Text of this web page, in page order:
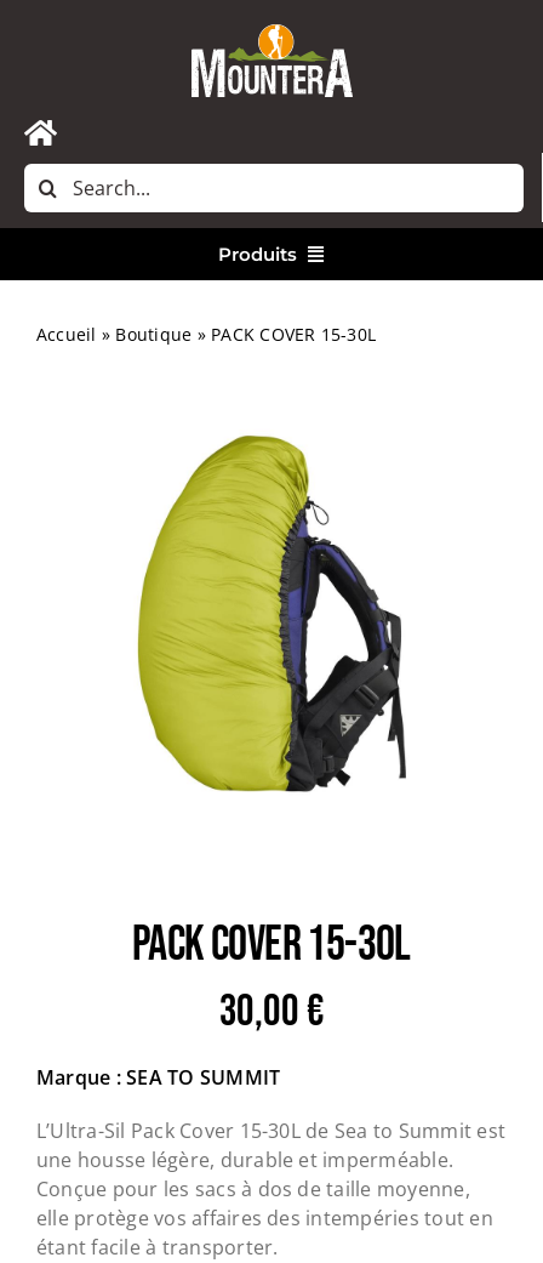
Toggle
Navigation
Accueil
Rechercher:
Produits
Bivouac
Trail
Escalade / Alpinisme
Bons Plans
Accueil » Boutique » PACK COVER 15-30L
PACK COVER 15-30L
30,00€
Marque : SEA TO SUMMIT
L’Ultra-Sil Pack Cover 15-30L de Sea to Summit est
une housse légère, durable et imperméable.
Conçue pour les sacs à dos de taille moyenne,
elle protège vos affaires des intempéries tout en
étant facile à transporter.